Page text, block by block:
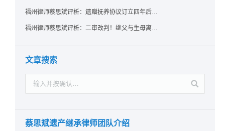
福州律师蔡思斌评析：遗赠抚养协议订立四年后丧失民事行为能力，协议有效吗？
福州律师蔡思斌评析：二审改判！继父与生母离婚后，曾受其抚养的继子女是否仍享有继承权？
文章搜索
蔡思斌遗产继承律师团队介绍